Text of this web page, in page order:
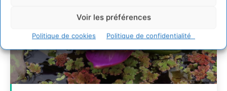
Voir les préférences
Politique de cookies Politique de confidentialité